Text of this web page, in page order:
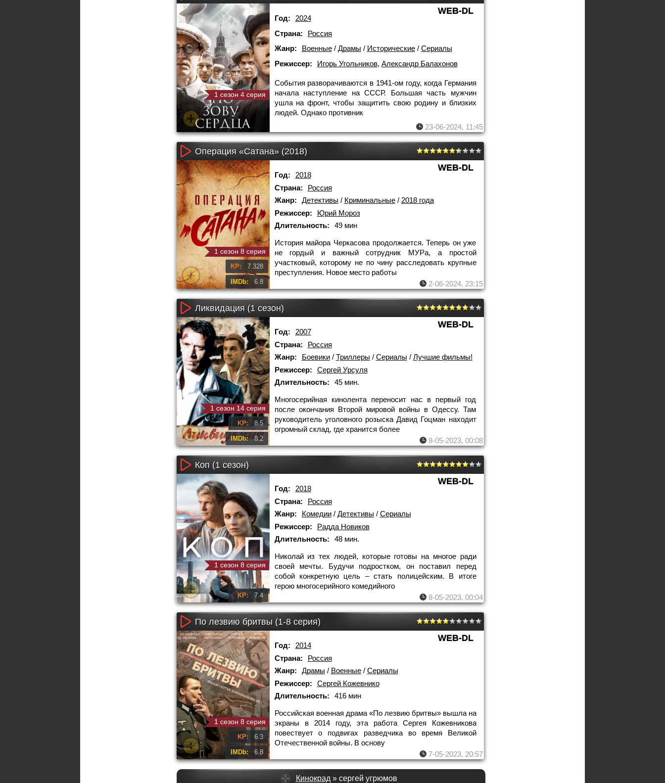
1 сезон 4 серия
WEB-DL
Год:
2024
Страна:
Россия
Жанр:
Военные/ Драмы / Исторические/ Сериалы
Режиссер:
Игорь Угольников, Александр Балахонов
События разворачиваются в 1941-ом году, когда Германия
начала наступление на СССР. Большая часть мужчин
ушла на фронт, чтобы защитить свою родину и близких
людей. Однако противник
23-06-2024, 11:45
Операция «Сатана» (2018)
1 сезон 8 серия
KP: 7.328
IMDb: 6.8
WEB-DL
Год:
2018
Страна:
Россия
Жанр:
Детективы / Криминальные/ 2018 года
Режиссер:
Юрий Мороз
Длительность:
49 мин
История майора Черкасова продолжается. Теперь он уже
не гордый и важный сотрудник МУРа, а простой
участковый, которому не по чину расследовать крупные
преступления. Новое место работы
2-06-2024, 23:15
Ликвидация (1 сезон)
1 сезон 14 серия
KP: 8.5
IMDb: 8.2
WEB-DL
Год:
2007
Страна:
Россия
Жанр:
Боевики/ Триллеры / Сериалы / Лучшие фильмы!
Режиссер:
Сергей Урсуля
Длительность:
45 мин.
Многосерийная кинолента переносит нас в первый год
после окончания Второй мировой войны в Одессу. Там
руководитель уголовного розыска Давид Гоцман находит
огромный склад, где хранится более
8-05-2023, 00:08
Коп (1 сезон)
1 сезон 8 серия
KP: 7.4
WEB-DL
Год:
2018
Страна:
Россия
Жанр:
Комедии/ Детективы / Сериалы
Режиссер:
Радда Новиков
Длительность:
48 мин.
Николай из тех людей, которые готовы на многое ради
своей мечты. Будучи подростком, он поставил перед
собой конкретную цель – стать полицейским. В итоге
герою многосерийного комедийного
8-05-2023, 00:04
По лезвию бритвы (1-8 серия)
1 сезон 8 серия
KP: 6.3
IMDb: 6.8
WEB-DL
Год:
2014
Страна:
Россия
Жанр:
Драмы / Военные/ Сериалы
Режиссер:
Сергей Кожевнико
Длительность:
416 мин
Российская военная драма «По лезвию бритвы» вышла на
экраны в 2014 году, эта работа Сергея Кожевникова
повествует о подвигах разведчика во время Великой
Отечественной войны. В основу
7-05-2023, 20:57
Кинокрад » сергей угрюмов